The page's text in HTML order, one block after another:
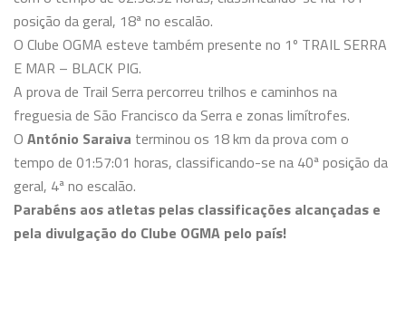
posição da geral, 18ª no escalão.
O Clube OGMA esteve também presente no 1º TRAIL SERRA
E MAR – BLACK PIG.
A prova de Trail Serra percorreu trilhos e caminhos na
freguesia de São Francisco da Serra e zonas limítrofes.
O António Saraiva terminou os 18 km da prova com o
tempo de 01:57:01 horas, classificando-se na 40ª posição da
geral, 4ª no escalão.
Parabéns aos atletas pelas classificações alcançadas e
pela divulgação do Clube OGMA pelo país!